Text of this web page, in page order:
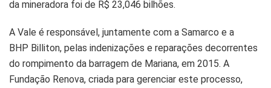
da mineradora foi de R$ 23,046 bilhões.
A Vale é responsável, juntamente com a Samarco e a
BHP Billiton, pelas indenizações e reparações decorrentes
do rompimento da barragem de Mariana, em 2015. A
Fundação Renova, criada para gerenciar este processo,